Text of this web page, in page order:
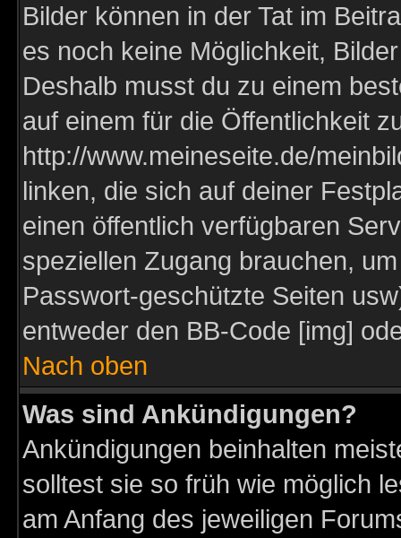
Bilder können in der Tat im
es noch keine Möglichkeit,
Deshalb musst du zu einem
auf einem für die Öffentlichkeit
http://www.meineseite.de/
linken, die sich auf deiner
einen öffentlich verfügbaren
speziellen Zugang brauchen,
Passwort-geschützte Seiten
entweder den BB-Code [img]
Nach oben
Was sind Ankündigungen?
Ankündigungen beinhalten
solltest sie so früh wie möglich
am Anfang des jeweiligen